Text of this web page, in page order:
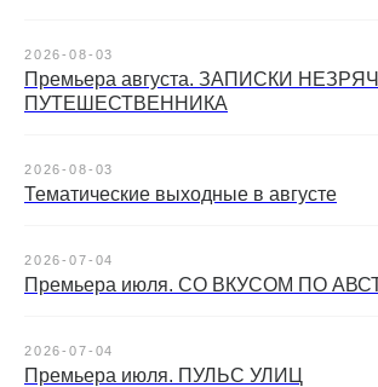
2026-08-03
Премьера августа. ЗАПИСКИ
ПУТЕШЕСТВЕННИКА
2026-08-03
Тематические выходные в августе
2026-07-04
Премьера июля. СО ВКУСОМ ПО
2026-07-04
Премьера июля. ПУЛЬС УЛИЦ